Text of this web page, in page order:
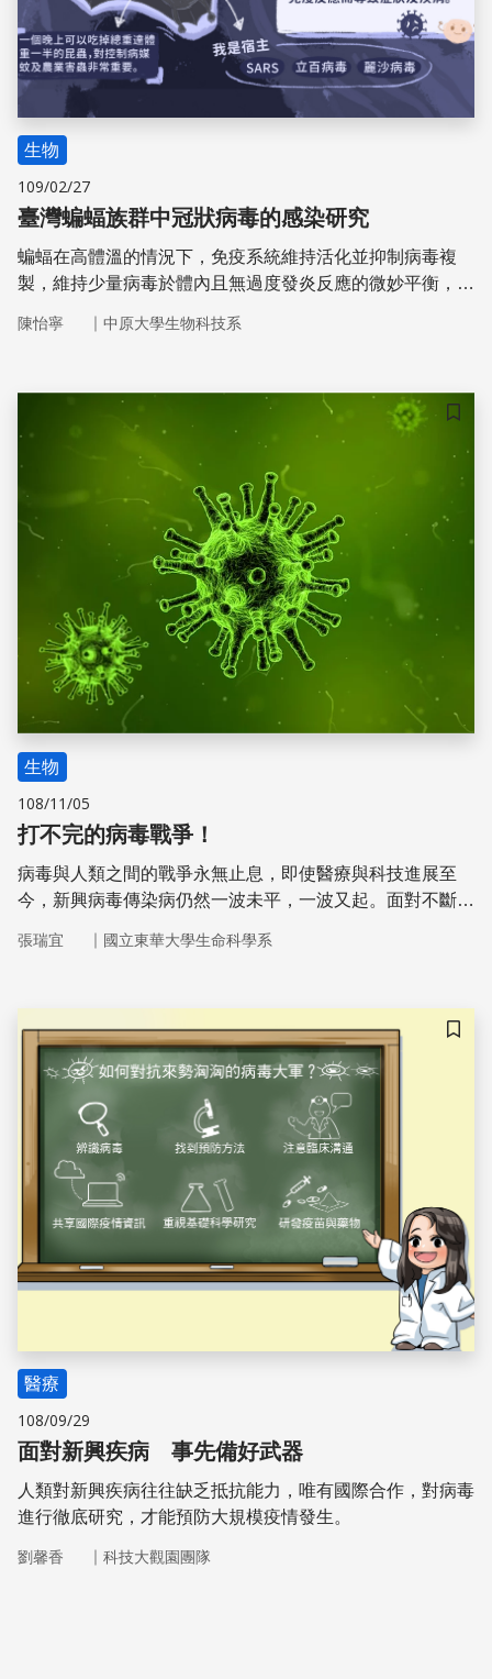
生物
109/02/27
臺灣蝙蝠族群中冠狀病毒的感染研究
蝙蝠在高體溫的情況下，免疫系統維持活化並抑制病毒複
製，維持少量病毒於體內且無過度發炎反應的微妙平衡，讓
系陳怡寧副教授研究團隊，致力於研究臺灣蝙蝠族群感染冠
陳怡寧 ｜ 中原大學生物科技系
儲存
生物
108/11/05
打不完的病毒戰爭！
病毒與人類之間的戰爭永無止息，即使醫療與科技進展至
今，新興病毒傳染病仍然一波未平，一波又起。面對不斷進
我們一同來瞭解病毒大軍的小檔案，以及我方對抗病毒的各
張瑞宜 ｜ 國立東華大學生命科學系
儲存
醫療
108/09/29
面對新興疾病 事先備好武器
人類對新興疾病往往缺乏抵抗能力，唯有國際合作，對病毒
進行徹底研究，才能預防大規模疫情發生。
劉馨香 ｜ 科技大觀園團隊